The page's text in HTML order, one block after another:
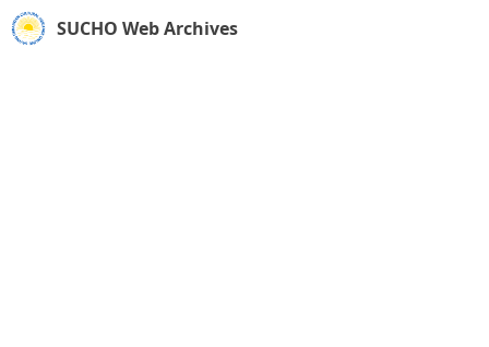
SUCHO Web Archives